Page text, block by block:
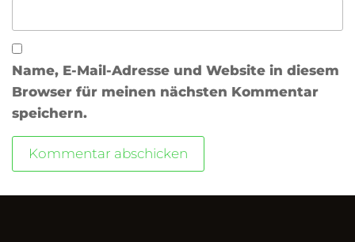
Name, E-Mail-Adresse und Website in diesem
Browser für meinen nächsten Kommentar
speichern.